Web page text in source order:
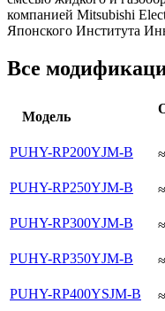
компанией Mitsubishi
Японского Института
Все
Модель
PUHY-RP200YJM-B
≈
PUHY-RP250YJM-B
≈
PUHY-RP300YJM-B
≈
PUHY-RP350YJM-B
≈
PUHY-RP400YSJM-B
≈